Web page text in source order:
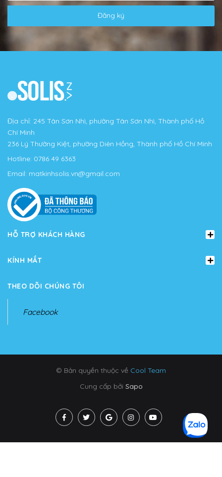
Đăng ký
Địa chỉ: 245 Tân Sơn Nhì, phường Tân Sơn Nhì, Thành phố Hồ
Chí Minh
236 Lý Thường Kiệt, phường Diên Hồng, Thành phố Hồ Chí Minh
Hotline: 0786 49 6363
Email: matkinhsolis.vn@gmail.com
HỖ TRỢ KHÁCH HÀNG
KÍNH MẮT
THEO DÕI CHÚNG TÔI
Facebook
© Bản quyền thuộc về Cool Team
Cung cấp bởi Sapo